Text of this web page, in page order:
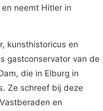
neemt Hitler in
kunsthistoricus en
gastconservator van de
die in Elburg in
Ze schreef bij deze
en